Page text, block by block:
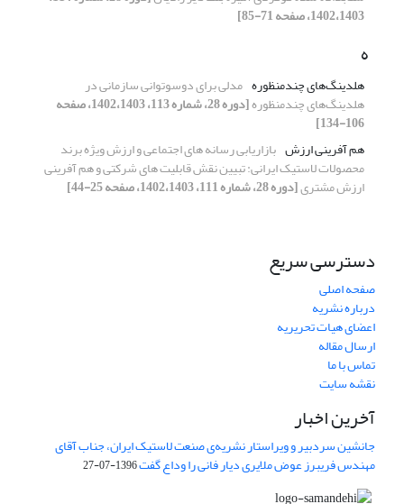
1402،1403، صفحه 71-85]
ه
هلدینگ‌های چندمنظوره مدلی برای دوسوتوانی سازمانی در
هلدینگ‌های چندمنظوره [دوره 28، شماره 113، 1402،1403، صفحه
106-134]
هم آفرینی ارزش بازاریابی رسانه های اجتماعی و ارزش ویژه برند
محصولات لاستیک ایرانی: تبیین نقش قابلیت های شرکتی و هم آفرینی
ارزش مشتری[دوره 28، شماره 111، 1402،1403، صفحه 25-44]
دسترسی سریع
صفحه اصلی
درباره نشریه
اعضای هیات تحریریه
ارسال مقاله
تماس با ما
نقشه سایت
آخرین اخبار
جانشین سردبیر و ویراستار نشریه‌ی صنعت لاستیک ایران، جناب آقای
مهندس فریبرز عوض ملایری دیار فانی را وداع گفت1396-07-27